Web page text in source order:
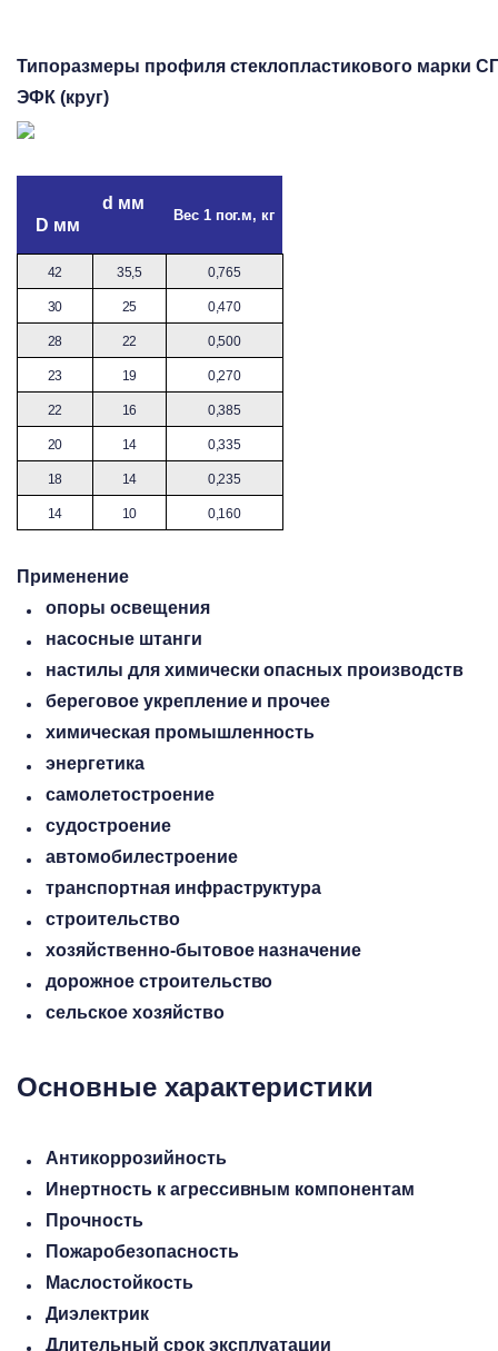
Типоразмеры профиля стеклопластикового марки
ЭФК (круг)
D мм
d мм
Вес 1 пог.м, кг
42 35,5 0,765
30 25 0,470
28 22 0,500
23 19 0,270
22 16 0,385
20 14 0,335
18 14 0,235
14 10 0,160
Применение
опоры освещения
насосные штанги
настилы для химически опасных производств
береговое укрепление и прочее
химическая промышленность
энергетика
самолетостроение
судостроение
автомобилестроение
транспортная инфраструктура
строительство
хозяйственно-бытовое назначение
дорожное строительство
сельское хозяйство
Основные характеристики
Антикоррозийность
Инертность к агрессивным компонентам
Прочность
Пожаробезопасность
Маслостойкость
Диэлектрик
Длительный срок эксплуатации